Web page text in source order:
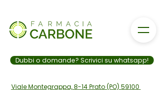
Dubbi o domande? Scrivici su whatsapp!
Viale Montegrappa, 8-14 Prato (PO) 59100